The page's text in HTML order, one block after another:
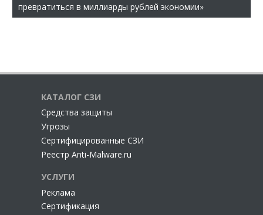
превратиться в миллиарды рублей экономии»
КАТАЛОГ СЗИ
Cредства защиты
Угрозы
Сертифицированные СЗИ
Реестр Anti-Malware.ru
УСЛУГИ
Реклама
Сертификация